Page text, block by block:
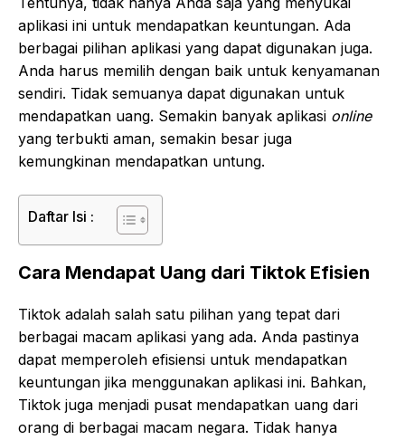
aplikasi ini untuk mendapatkan keuntungan. Ada
berbagai pilihan aplikasi yang dapat digunakan juga.
Anda harus memilih dengan baik untuk kenyamanan
sendiri. Tidak semuanya dapat digunakan untuk
mendapatkan uang. Semakin banyak aplikasi online
yang terbukti aman, semakin besar juga
kemungkinan mendapatkan untung.
Daftar Isi :
Cara Mendapat Uang dari Tiktok Efisien
Tiktok adalah salah satu pilihan yang tepat dari
berbagai macam aplikasi yang ada. Anda pastinya
dapat memperoleh efisiensi untuk mendapatkan
keuntungan jika menggunakan aplikasi ini. Bahkan,
Tiktok juga menjadi pusat mendapatkan uang dari
orang di berbagai macam negara. Tidak hanya